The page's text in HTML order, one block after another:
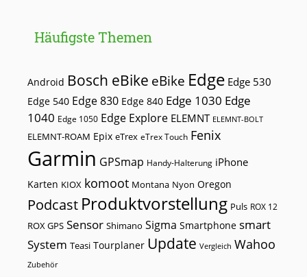
Häufigste Themen
Android Bosch eBike eBike Edge Edge 530
Edge 540 Edge 830 Edge 840 Edge 1030 Edge
1040 Edge 1050 Edge Explore ELEMNT ELEMNT-BOLT
ELEMNT-ROAM Epix eTrex eTrex Touch Fenix
Garmin GPSmap Handy-Halterung iPhone
Karten KIOX komoot Montana Nyon Oregon
Podcast Produktvorstellung Puls ROX 12
ROX GPS Sensor Shimano Sigma Smartphone smart
System Teasi Tourplaner Update Vergleich Wahoo
Zubehör